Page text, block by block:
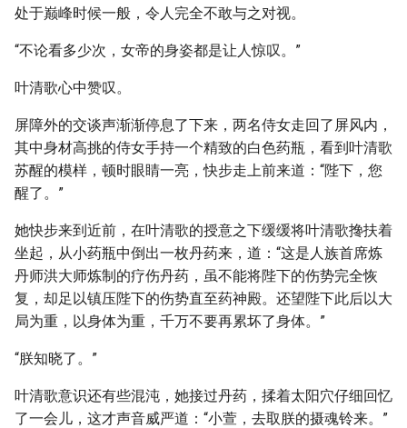
处于巅峰时候一般，令人完全不敢与之对视。
“不论看多少次，女帝的身姿都是让人惊叹。”
叶清歌心中赞叹。
屏障外的交谈声渐渐停息了下来，两名侍女走回了屏风内，
其中身材高挑的侍女手持一个精致的白色药瓶，看到叶清歌
苏醒的模样，顿时眼睛一亮，快步走上前来道：“陛下，您
醒了。”
她快步来到近前，在叶清歌的授意之下缓缓将叶清歌搀扶着
坐起，从小药瓶中倒出一枚丹药来，道：“这是人族首席炼
丹师洪大师炼制的疗伤丹药，虽不能将陛下的伤势完全恢
复，却足以镇压陛下的伤势直至药神殿。还望陛下此后以大
局为重，以身体为重，千万不要再累坏了身体。”
“朕知晓了。”
叶清歌意识还有些混沌，她接过丹药，揉着太阳穴仔细回忆
了一会儿，这才声音威严道：“小萱，去取朕的摄魂铃来。”